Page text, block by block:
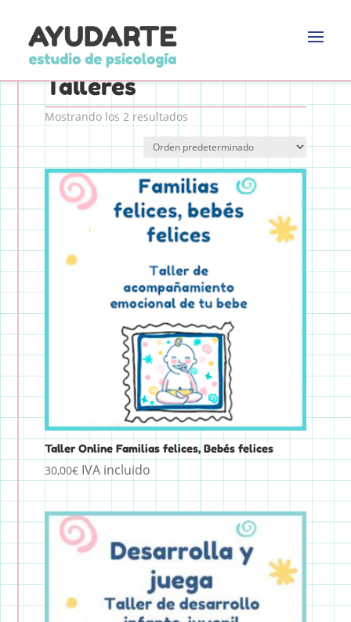
Inicio/ Talleres
Talleres
Mostrando los 2 resultados
Taller Online Familias felices, Bebés felices
30,00€ IVA incluido